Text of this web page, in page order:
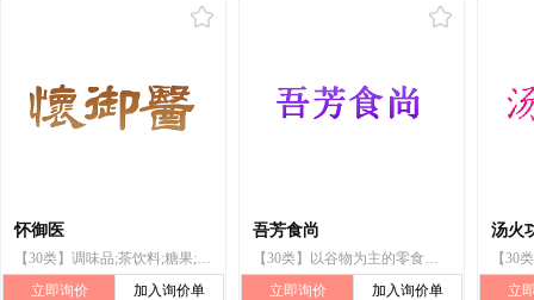
怀御医
【30类】调味品;茶饮料;糖果;糕点;糖;茶;用作茶叶代用品的花或叶;蜂蜜;咖啡;谷类制品
立即询价
加入询价单
吾芳食尚
【30类】以谷物为主的零食小吃;咖啡;茶;谷类制品;糕点;糖;茶饮料;粽子;蜂蜜;调味品
立即询价
加入询价单
汤火
立